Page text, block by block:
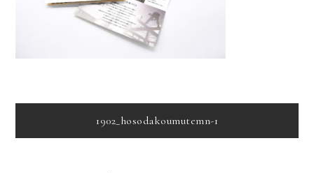
1902_hosodakoumutemn-1